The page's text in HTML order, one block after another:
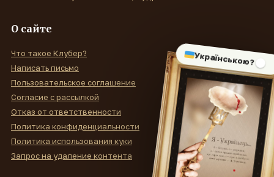
Українською?
О сайте
Что такое Клубер?
Написать письмо
Пользовательское соглашение
Согласие с рассылкой
Отказ от ответственности
Политика конфиденциальности
Политика использования куки
Запрос на удаление контента